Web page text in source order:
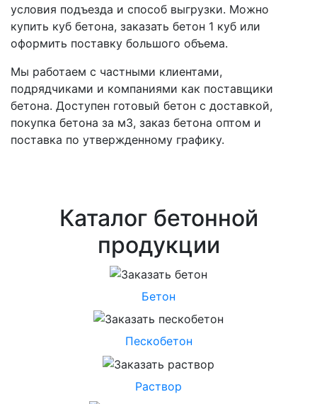
условия подъезда и способ выгрузки. Можно
купить куб бетона, заказать бетон 1 куб или
оформить поставку большого объема.
Мы работаем с частными клиентами,
подрядчиками и компаниями как поставщики
бетона. Доступен готовый бетон с доставкой,
покупка бетона за м3, заказ бетона оптом и
поставка по утвержденному графику.
Каталог бетонной
продукции
Бетон
Пескобетон
Раствор